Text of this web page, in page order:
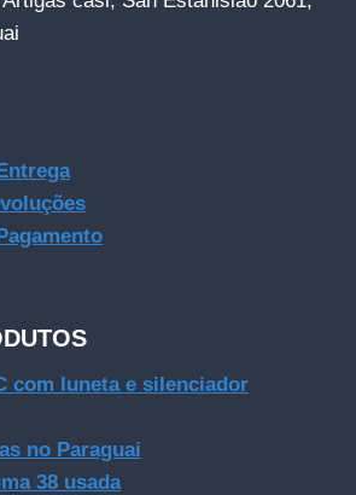
com luneta e silenciador
no Paraguai
38 usada